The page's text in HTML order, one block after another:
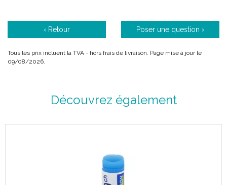
‹ Retour Poser une question ›
Tous les prix incluent la TVA - hors frais de livraison. Page mise à jour le
09/08/2026.
Découvrez également